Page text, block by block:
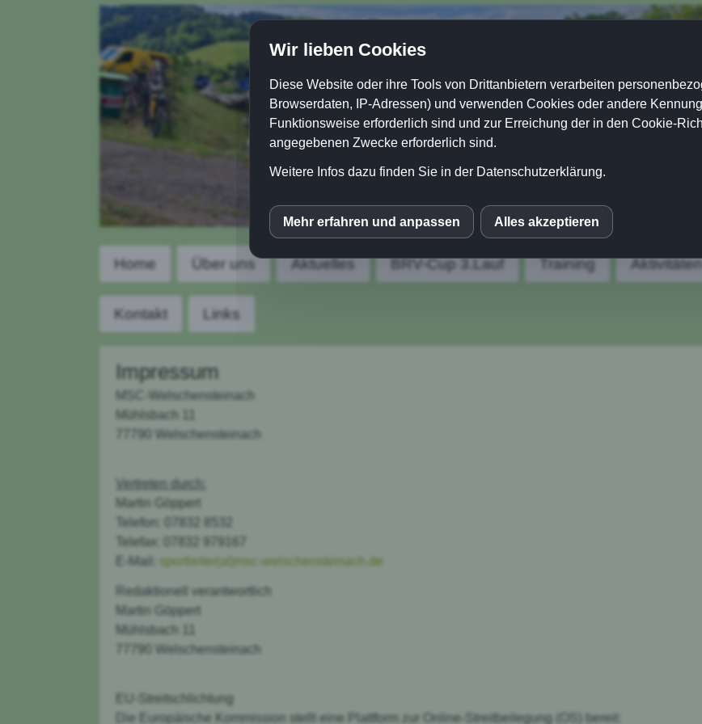
Home Über uns Aktuelles BRV-Cup 3.Lauf Training Aktivitäten
Kontakt Links
Impressum
MSC-Welschensteinach
Mühlsbach 11
77790 Welschensteinach
Vertreten durch:
Martin Göppert
Telefon: 07832 8532
Telefax: 07832 979167
E-Mail:
sportleiter(at)msc-welschensteinach.de
Redaktionell verantwortlich
Martin Göppert
Mühlsbach 11
77790 Welschensteinach
EU-Streitschlichtung
Die Europäische Kommission stellt eine Plattform zur Online-Streitbeilegung (OS) bereit:
Wir lieben Cookies
Diese Website oder ihre Tools von Drittanbietern verarbeiten
Browserdaten, IP-Adressen) und verwenden Cookies oder andere
Funktionsweise erforderlich sind und zur Erreichung der in den Cookie-
angegebenen Zwecke erforderlich sind.
Weitere Infos dazu finden Sie in der Datenschutzerklärung.
inCMS
Google Fonts
Mehr erfahren und anpassen Alles akzeptieren